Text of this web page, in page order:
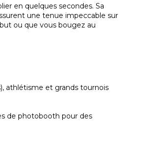
en quelques secondes. Sa
une tenue impeccable sur
ou que vous bougez au
athlétisme et grands tournois
de photobooth pour des